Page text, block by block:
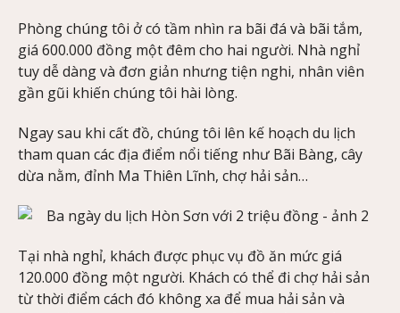
Phòng chúng tôi ở có tầm nhìn ra bãi đá và bãi tắm,
giá 600.000 đồng một đêm cho hai người. Nhà nghỉ
tuy dễ dàng và đơn giản nhưng tiện nghi, nhân viên
gần gũi khiến chúng tôi hài lòng.
Ngay sau khi cất đồ, chúng tôi lên kế hoạch du lịch
tham quan các địa điểm nổi tiếng như Bãi Bàng, cây
dừa nằm, đỉnh Ma Thiên Lĩnh, chợ hải sản…
Tại nhà nghỉ, khách được phục vụ đồ ăn mức giá
120.000 đồng một người. Khách có thể đi chợ hải sản
từ thời điểm cách đó không xa để mua hải sản và